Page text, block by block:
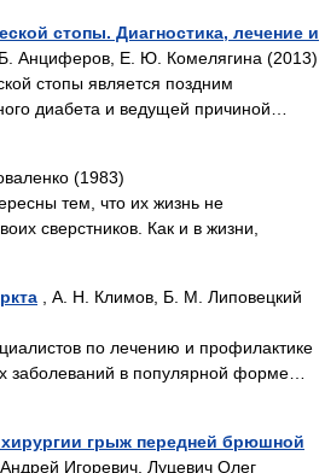
стопы. Диагностика, лечение и
Анциферов, Е. Ю. Комелягина (2013)
стопы является поздним
диабета и ведущей причиной…
(1983)
тем, что их жизнь не
сверстников. Как и в жизни,
, А. Н. Климов, Б. М. Липовецкий
по лечению и профилактике
заболеваний в популярной форме…
грыж передней брюшной
Игоревич, Луцевич Олег